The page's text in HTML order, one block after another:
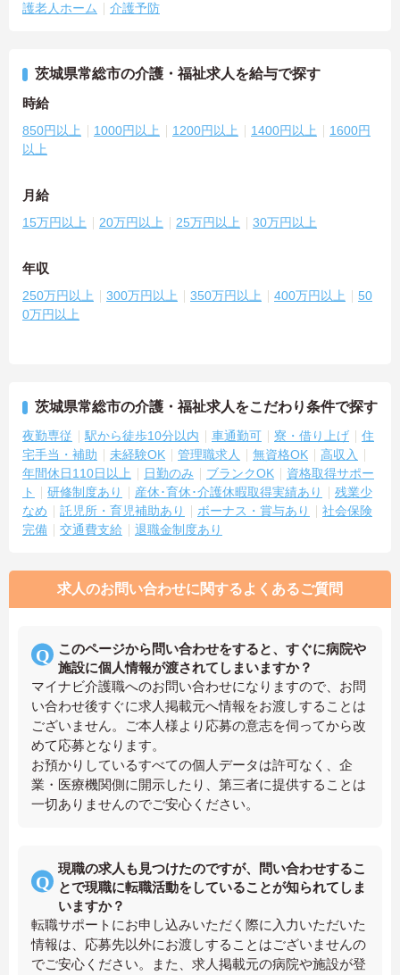
護老人ホーム
介護予防
茨城県常総市の介護・福祉求人を給与で探す
時給
850円以上 1000円以上 1200円以上 1400円以上
1600円
以上
月給
15万円以上 20万円以上 25万円以上 30万円以上
年収
250万円以上 300万円以上 350万円以上 400万円以上
50
0万円以上
茨城県常総市の介護・福祉求人をこだわり条件で探す
夜勤専従 駅から徒歩10分以内 車通勤可 寮・借り上げ
住
宅手当・補助
未経験OK 管理職求人 無資格OK
高収入
年間休日110日以上
日勤のみ ブランクOK
資格取得サポー
ト
研修制度あり 産休･育休･介護休暇取得実績あり
残業少
なめ
託児所・育児補助あり ボーナス・賞与あり
社会保険
完備
交通費支給 退職金制度あり
求人のお問い合わせに関するよくあるご質問
このページから問い合わせをすると、すぐに病院や
施設に個人情報が渡されてしまいますか？
マイナビ介護職へのお問い合わせになりますので、お問
い合わせ後すぐに求人掲載元へ情報をお渡しすることは
ございません。ご本人様より応募の意志を伺ってから改
めて応募となります。
お預かりしているすべての個人データは許可なく、企
業・医療機関側に開示したり、第三者に提供することは
一切ありませんのでご安心ください。
現職の求人も見つけたのですが、問い合わせするこ
とで現職に転職活動をしていることが知られてしま
いますか？
転職サポートにお申し込みいただく際に入力いただいた
情報は、応募先以外にお渡しすることはございませんの
でご安心ください。また、求人掲載元の病院や施設が登